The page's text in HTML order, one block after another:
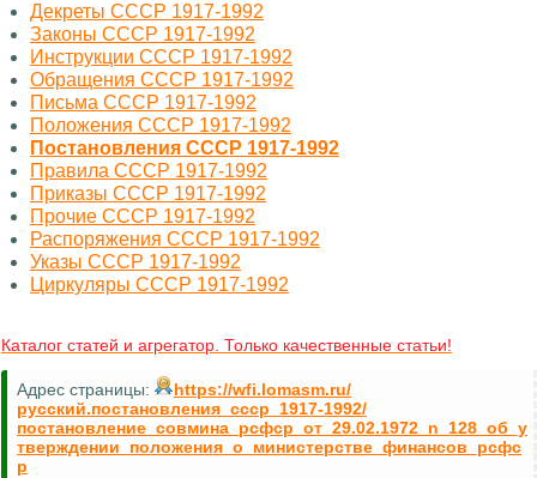
Декреты СССР 1917-1992
Законы СССР 1917-1992
Инструкции СССР 1917-1992
Обращения СССР 1917-1992
Письма СССР 1917-1992
Положения СССР 1917-1992
Постановления СССР 1917-1992
Правила СССР 1917-1992
Приказы СССР 1917-1992
Прочие СССР 1917-1992
Распоряжения СССР 1917-1992
Указы СССР 1917-1992
Циркуляры СССР 1917-1992
Каталог статей и агрегатор. Только качественные статьи!
Адрес страницы:
https://wfi.lomasm.ru/
русский.постановления_ссср_1917-1992/
постановление_совмина_рсфср_от_29.02.1972_n_128_об_у
тверждении_положения_о_министерстве_финансов_рсфс
р